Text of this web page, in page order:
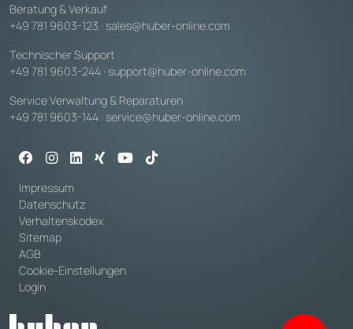
Beratung & Verkauf
+49 781 9603-123 · sales@huber-online.com
Technischer Support
+49 781 9603-244 · support@huber-online.com
Service Verwaltung & Reparaturen
+49 781 9603-144 · service@huber-online.com
Impressum
Datenschutz
Verhaltenskodex
Sitemap
AGB
Cookie-Einstellungen
Login